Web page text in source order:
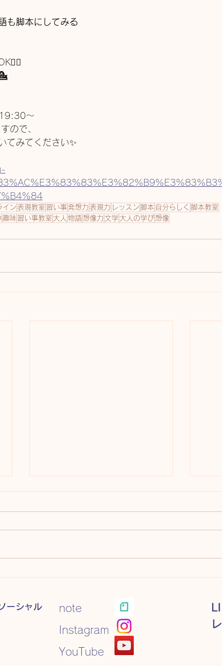
も脚本にしてみる
〜
ので、
てみてください✨
イン 表現教室 習い事 発想力 表現力 レッスン 脚本 自分らしく 脚本教室
趣味 習い事教室 大人 物語 想像力 文学 大人の学び 想像
レッスンレポート#47 お話
レ
ーシャル
note
Instagram
YouTube